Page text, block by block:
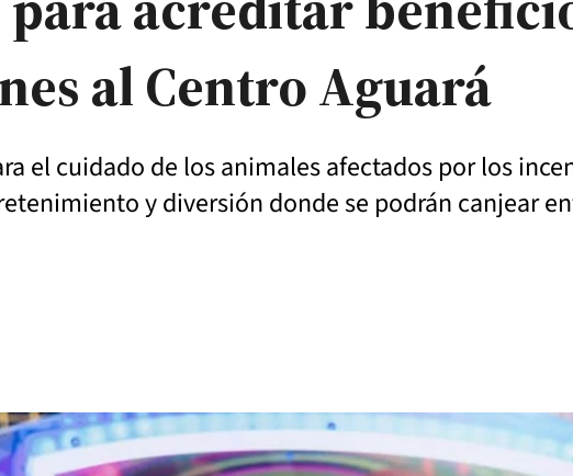
al Centro Aguará
el cuidado de los animales afectados por los
y diversión donde se podrán canjear